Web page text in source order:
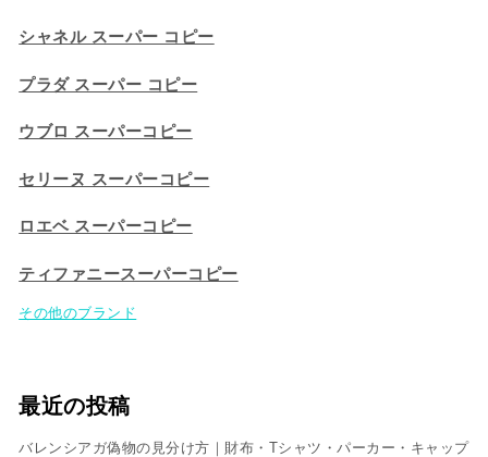
シャネル スーパー コピー
プラダ スーパー コピー
ウブロ スーパーコピー
セリーヌ スーパーコピー​
ロエベ スーパーコピー
ティファニースーパーコピー
その他のブランド
最近の投稿
バレンシアガ偽物の見分け方｜財布・Tシャツ・パーカー・キャップ